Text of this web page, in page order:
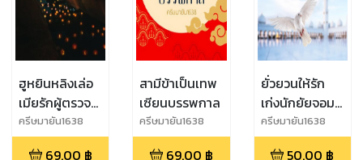
ฮูหยินหลิงเล่อ
เมียรักผู้ตรวจ
การหลี่
ครีษมายัน1638
69.00 ฿
สามีข้าเป็นเทพ
เซียนบรรพกาล
ครีษมายัน1638
69.00 ฿
ยั่วยวนให้รัก
เก่งนักยัยจอม
ยุ่ง
ครีษมายัน1638
50.00 ฿